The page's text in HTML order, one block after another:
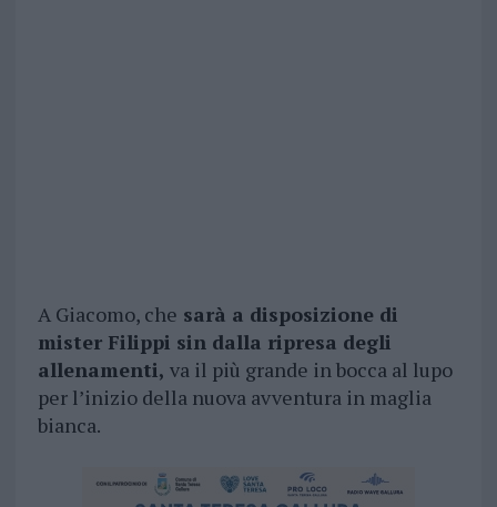
A Giacomo, che sarà a disposizione di
mister Filippi sin dalla ripresa degli
allenamenti, va il più grande in bocca al lupo
per l’inizio della nuova avventura in maglia
bianca.